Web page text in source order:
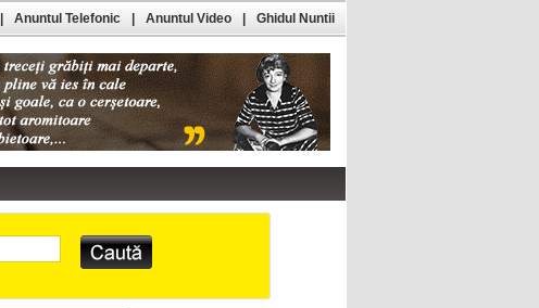
Anuntul Telefonic Anuntul Video Ghidul Nuntii